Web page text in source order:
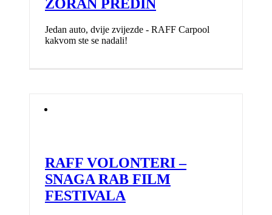
ZORAN PREDIN
Jedan auto, dvije zvijezde - RAFF Carpool
kakvom ste se nadali!
RAFF VOLONTERI –
SNAGA RAB FILM
FESTIVALA